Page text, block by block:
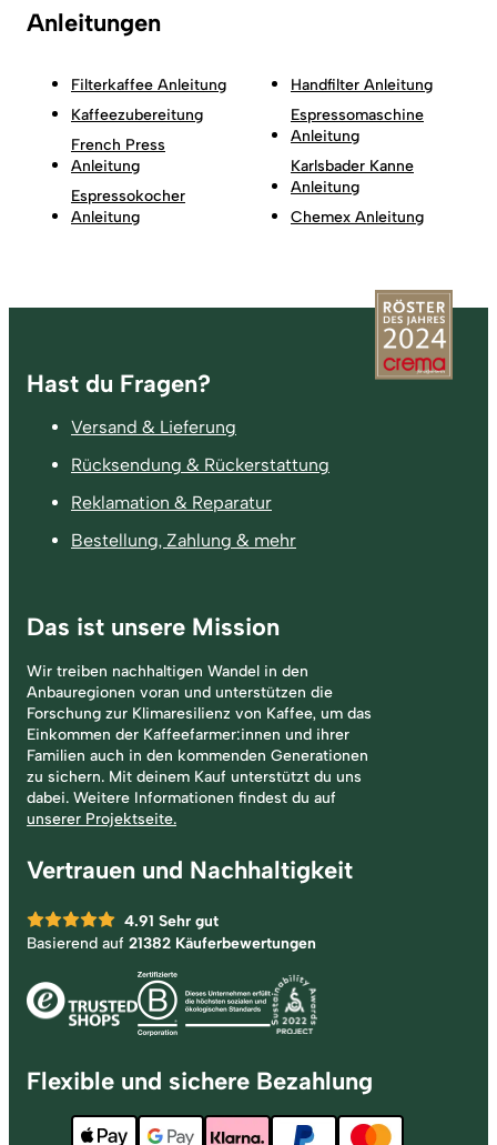
Anleitungen
Filterkaffee Anleitung
Kaffeezubereitung
French Press
Anleitung
Espressokocher
Anleitung
Handfilter Anleitung
Espressomaschine
Anleitung
Karlsbader Kanne
Anleitung
Chemex Anleitung
Fußzeile
Hast du Fragen?
Versand & Lieferung
Rücksendung & Rückerstattung
Reklamation & Reparatur
Bestellung, Zahlung & mehr
Das ist unsere Mission
Wir treiben nachhaltigen Wandel in den
Anbauregionen voran und unterstützen die
Forschung zur Klimaresilienz von Kaffee, um das
Einkommen der Kaffeefarmer:innen und ihrer
Familien auch in den kommenden Generationen
zu sichern. Mit deinem Kauf unterstützt du uns
dabei. Weitere Informationen findest du auf
unserer Projektseite.
Vertrauen und Nachhaltigkeit
4.91 Sehr gut
Basierend auf 21382 Käuferbewertungen
Flexible und sichere Bezahlung